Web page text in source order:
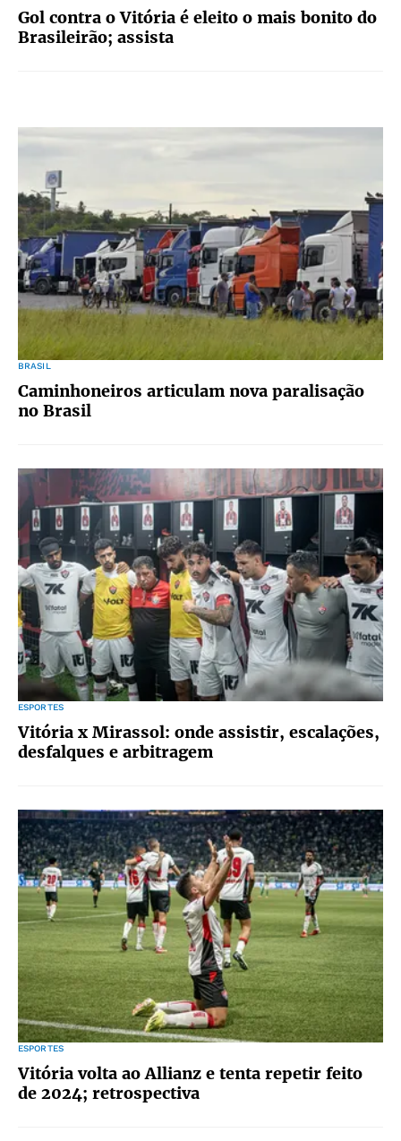
Gol contra o Vitória é eleito o mais bonito do
Brasileirão; assista
BRASIL
Caminhoneiros articulam nova paralisação
no Brasil
ESPORTES
Vitória x Mirassol: onde assistir, escalações,
desfalques e arbitragem
ESPORTES
Vitória volta ao Allianz e tenta repetir feito
de 2024; retrospectiva